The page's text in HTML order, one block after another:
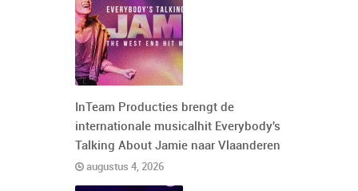
InTeam Producties brengt de
internationale musicalhit Everybody's
Talking About Jamie naar Vlaanderen
augustus 4, 2026